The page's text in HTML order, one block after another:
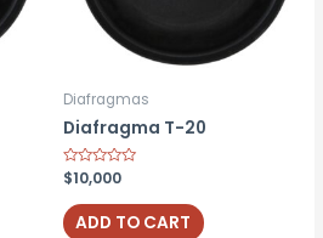
Diafragmas
Diafragma T-20
Rated
0
out
of
5
$10,000
ADD TO CART